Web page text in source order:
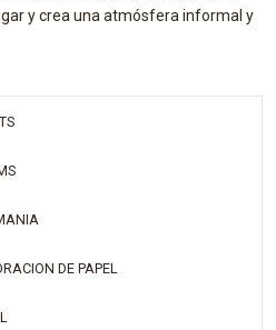
y crea una atmósfera informal y
DE PAPEL